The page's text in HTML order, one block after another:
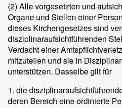
(2) Alle vorgesetzten und
Organe und Stellen einer
dieses Kirchengesetzes sind
disziplinaraufsichtführenden
Verdacht einer
mitzuteilen und sie in
unterstützen. Dasselbe gilt für
1. die
deren Bereich eine ordinierte